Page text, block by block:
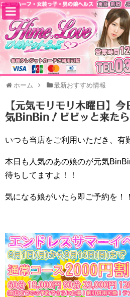
ホーム 最新おすすめ情報
【元気モリモリ木曜日】
気BinBin！ビビッと来たら
いつも当店をご利用いただき、有
本日も人気のあの娘のが元気
待ちしてますよ！！
気になる娘がいたら即ご予約を！！